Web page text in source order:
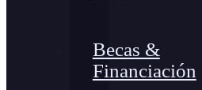
Becas &
Financiación